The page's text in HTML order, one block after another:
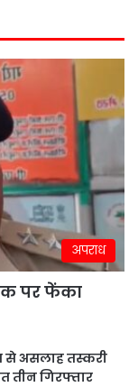
अपराध
पर फेंका
से असलाह तस्करी
तीन गिरफ्तार